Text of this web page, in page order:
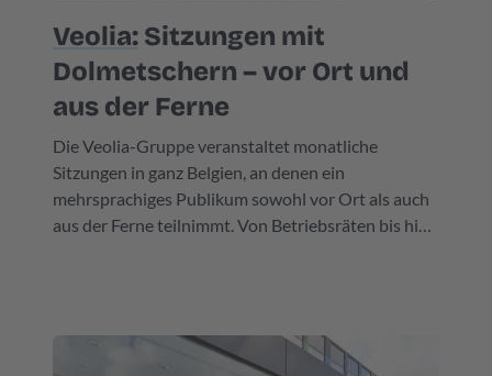
Veolia: Sitzungen mit
Dolmetschern – vor Ort und
aus der Ferne
Die Veolia-Gruppe veranstaltet monatliche
Sitzungen in ganz Belgien, an denen ein
mehrsprachiges Publikum sowohl vor Ort als auch
aus der Ferne teilnimmt. Von Betriebsräten bis hin
vermeiden.